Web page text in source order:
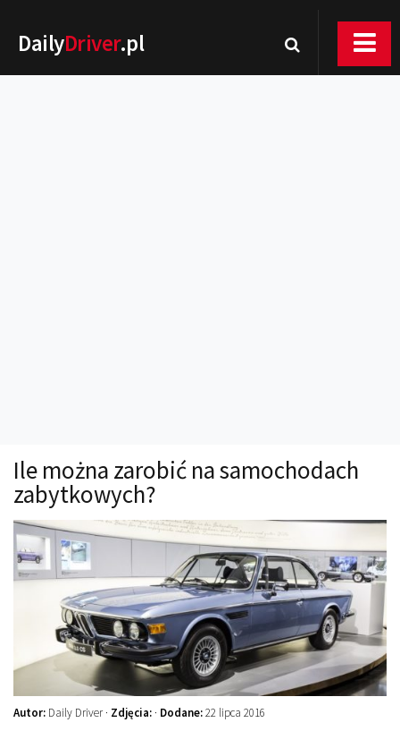
DailyDriver.pl
Technika jazdy
Oświetlenie
Kalkulatory
Przelicznik mocy
Auto z niemiec
Galerie
Ile można zarobić na samochodach
zabytkowych?
Autor: Daily Driver · Zdjęcia: · Dodane:22 lipca 2016